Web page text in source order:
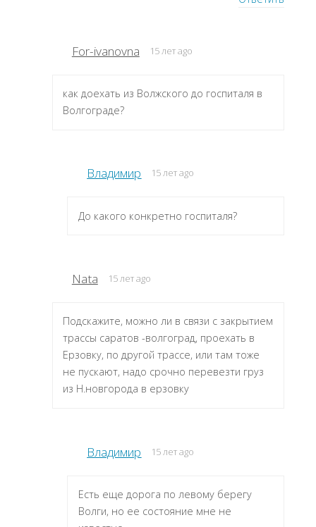
For-ivanovna 15 лет ago
как доехать из Волжского до госпиталя в
Волгограде?
Владимир 15 лет ago
До какого конкретно госпиталя?
Nata 15 лет ago
Подскажите, можно ли в связи с закрытием
трассы саратов -волгоград, проехать в
Ерзовку, по другой трассе, или там тоже
не пускают, надо срочно перевезти груз
из Н.новгорода в ерзовку
Владимир 15 лет ago
Есть еще дорога по левому берегу
Волги, но ее состояние мне не